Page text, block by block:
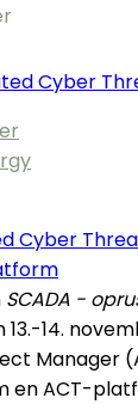
Cyber
SCADA -
13.-14.
Manager
en ACT-